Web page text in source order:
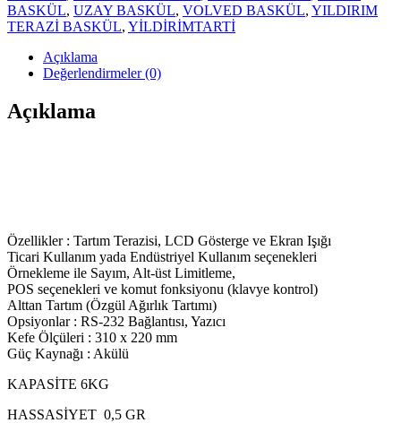
BASKÜL, UZAY BASKÜL, VOLVED BASKÜL, YILDIRIM
TERAZİ BASKÜL, YİLDİRİMTARTİ
Açıklama
Değerlendirmeler (0)
Açıklama
Özellikler : Tartım Terazisi, LCD Gösterge ve Ekran Işığı
Ticari Kullanım yada Endüstriyel Kullanım seçenekleri
Örnekleme ile Sayım, Alt-üst Limitleme,
POS seçenekleri ve komut fonksiyonu (klavye kontrol)
Alttan Tartım (Özgül Ağırlık Tartımı)
Opsiyonlar : RS-232 Bağlantısı, Yazıcı
Kefe Ölçüleri : 310 x 220 mm
Güç Kaynağı : Akülü
KAPASİTE 6KG
HASSASİYET 0,5 GR